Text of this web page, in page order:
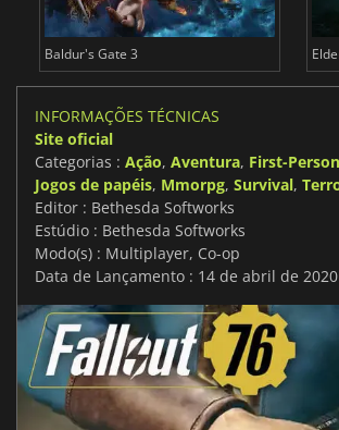
Baldur's Gate 3
INFORMAÇÕES TÉCNICAS
Site oficial
Categorias : Ação, Aventura, First-
Jogos de papéis, Mmorpg, Survival,
Editor : Bethesda Softworks
Estúdio : Bethesda Softworks
Modo(s) : Multiplayer, Co-op
Data de Lançamento : 14 de abril de 2020